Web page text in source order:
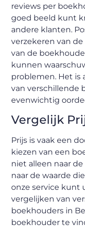
reviews per
goed beeld kunt
andere klanten.
verzekeren van
van de
kunnen
problemen. Het is
van verschillende
evenwichtig
Vergelijk
Prijs is vaak een
kiezen van een
niet alleen naar
naar de waarde
onze service kunt
vergelijken van
boekhouders in
boekhouder te